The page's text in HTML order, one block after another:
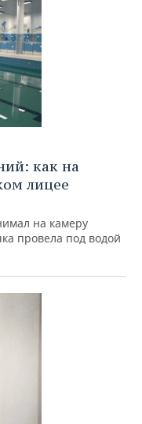
как на
лицее
на камеру
провела под водой